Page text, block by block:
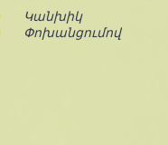
Կանխիկ
Փոխանցումով